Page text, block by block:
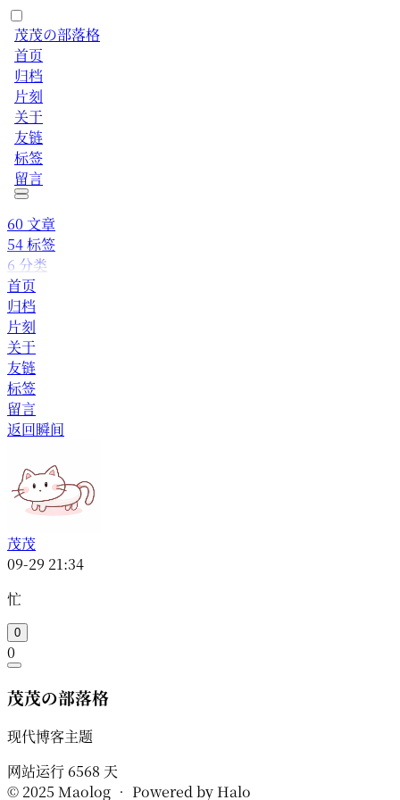
茂茂の部落格
首页
归档
片刻
关于
友链
标签
留言
60 文章
54标签
6 分类
首页
归档
片刻
关于
友链
标签
留言
返回瞬间
茂茂
09-29 21:34
忙
0
0
茂茂の部落格
现代博客主题
网站运行 6568 天
© 2025 Maolog • Powered by Halo